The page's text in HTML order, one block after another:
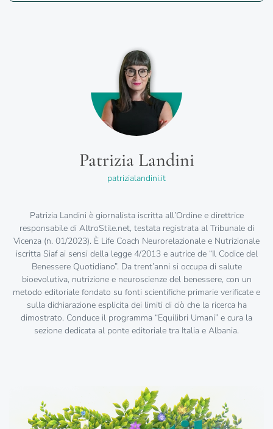
Patrizia Landini
patrizialandini.it
Patrizia Landini è giornalista iscritta all’Ordine e direttrice
responsabile di AltroStile.net, testata registrata al Tribunale di
Vicenza (n. 01/2023). È Life Coach Neurorelazionale e Nutrizionale
iscritta Siaf ai sensi della legge 4/2013 e autrice de “Il Codice del
Benessere Quotidiano”. Da trent’anni si occupa di salute
bioevolutiva, nutrizione e neuroscienze del benessere, con un
metodo editoriale fondato su fonti scientifiche primarie verificate e
sulla dichiarazione esplicita dei limiti di ciò che la ricerca ha
dimostrato. Conduce il programma “Equilibri Umani” e cura la
sezione dedicata al ponte editoriale tra Italia e Albania.